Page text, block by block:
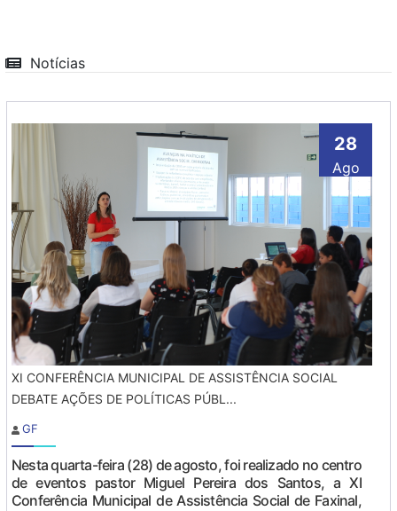
Notícias
28
Ago
XI CONFERÊNCIA MUNICIPAL DE ASSISTÊNCIA SOCIAL
DEBATE AÇÕES DE POLÍTICAS PÚBL...
GF
Nesta quarta-feira (28) de agosto, foi realizado no centro
de eventos pastor Miguel Pereira dos Santos, a XI
Conferência Municipal de Assistência Social de Faxinal,